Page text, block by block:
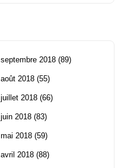
septembre 2018 (89)
août 2018 (55)
juillet 2018 (66)
juin 2018 (83)
mai 2018 (59)
avril 2018 (88)